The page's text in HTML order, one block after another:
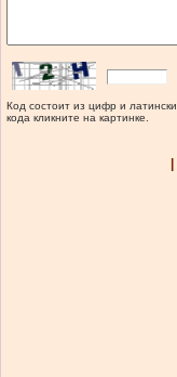
Код состоит из цифр и
кода кликните на картинке.